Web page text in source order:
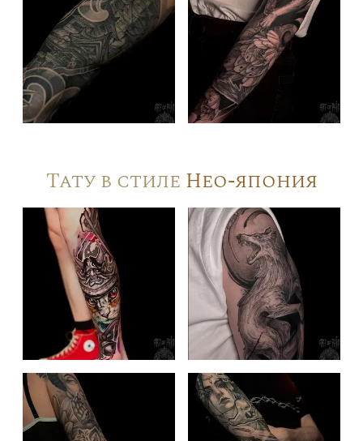
Тату в стиле Нео-япония